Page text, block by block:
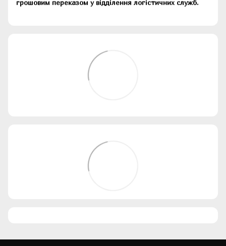
грошовим переказом у відділення логістичних служб.